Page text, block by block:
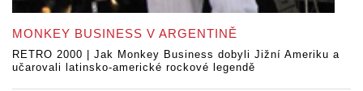
MONKEY BUSINESS V ARGENTINĚ
RETRO 2000 | Jak Monkey Business dobyli Jižní Ameriku a
učarovali latinsko-americké rockové legendě